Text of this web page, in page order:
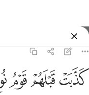
كَذَّبَتْ
ﲫﲬﲭ